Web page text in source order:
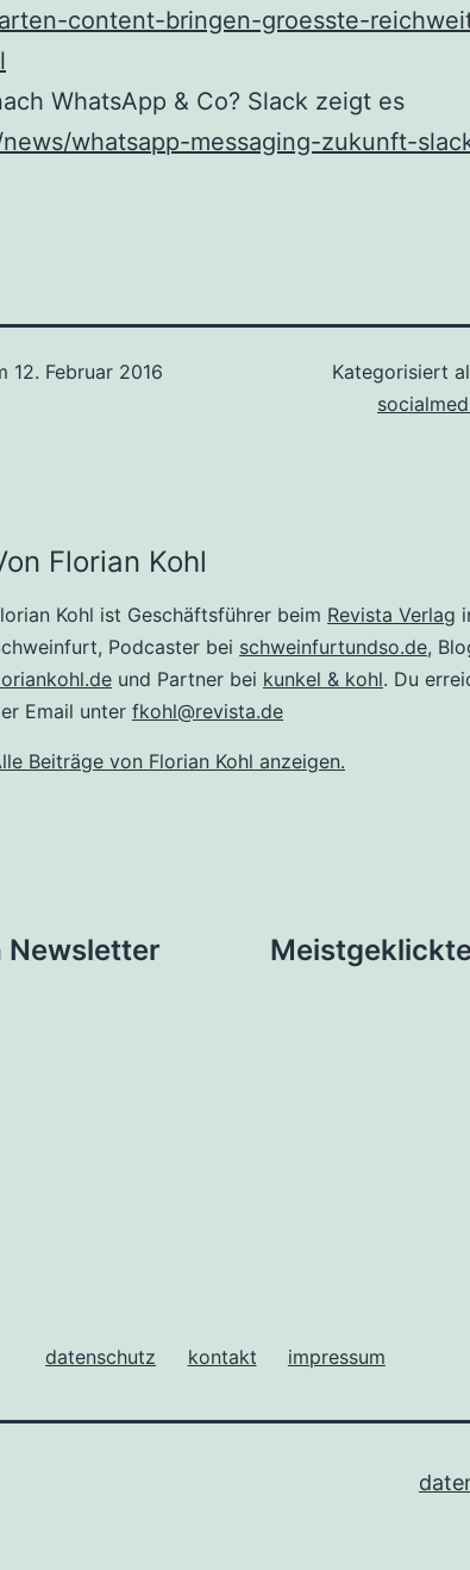
content-bringen-groesste-
WhatsApp & Co? Slack zeigt es
whatsapp-messaging-zukunft-
12. Februar 2016 Kategorisiert
Florian Kohl
Kohl ist Geschäftsführer beim Revista Verlag
Podcaster bei schweinfurtundso.de,
und Partner bei kunkel & kohl. Du
Email unter fkohl@revista.de
Beiträge von Florian Kohl anzeigen.
Newsletter
datenschutz kontakt impressum